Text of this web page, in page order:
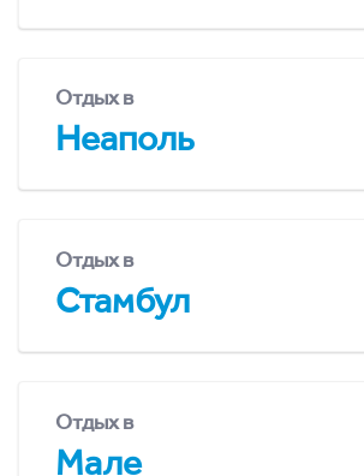
Отдых в
Неаполь
Отдых в
Стамбул
Отдых в
Мале